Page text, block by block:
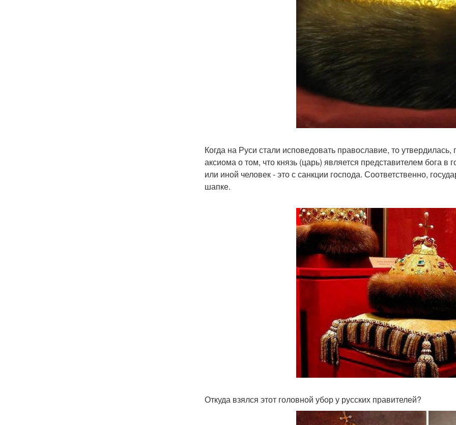
Когда на Руси стали исповедовать православие, то
аксиома о том, что князь (царь) является представителем бога в
или иной человек - это с санкции господа. Соответственно,
шапке.
Откуда взялся этот головной убор у русских правителей?